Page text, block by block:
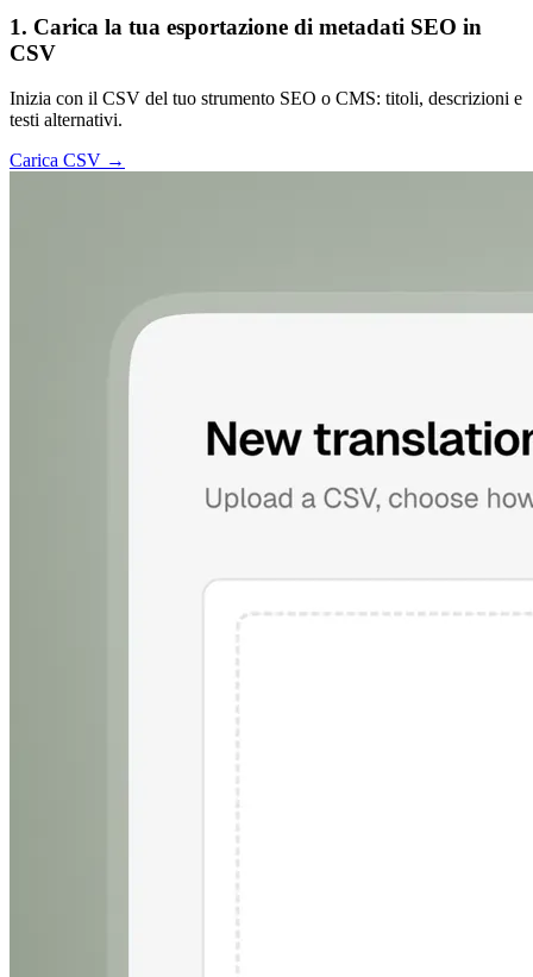
1. Carica la tua esportazione di metadati SEO in
CSV
Inizia con il CSV del tuo strumento SEO o CMS: titoli, descrizioni e
testi alternativi.
Carica CSV →